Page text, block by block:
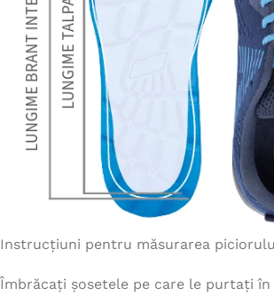
Instrucțiuni pentru măsurarea
Îmbrăcați șosetele pe care le purtați